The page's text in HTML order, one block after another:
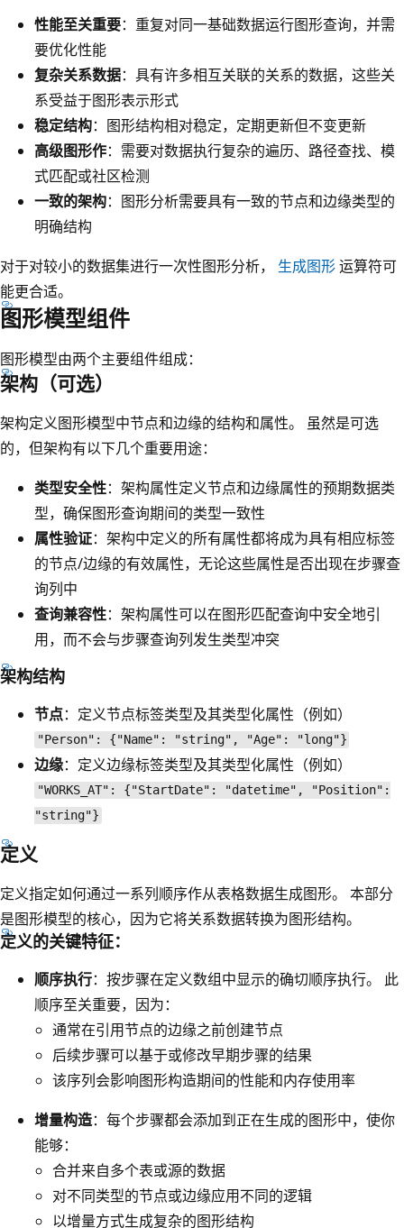
性能至关重要：重复对同一基础数据运行图形查询，并需
要优化性能
复杂关系数据：具有许多相互关联的关系的数据，这些关
系受益于图形表示形式
稳定结构：图形结构相对稳定，定期更新但不变更新
高级图形作：需要对数据执行复杂的遍历、路径查找、模
式匹配或社区检测
一致的架构：图形分析需要具有一致的节点和边缘类型的
明确结构
对于对较小的数据集进行一次性图形分析， 生成图形运算符可
能更合适。
图形模型组件
图形模型由两个主要组件组成：
架构（可选）
架构定义图形模型中节点和边缘的结构和属性。 虽然是可选
的，但架构有以下几个重要用途：
类型安全性：架构属性定义节点和边缘属性的预期数据类
型，确保图形查询期间的类型一致性
属性验证：架构中定义的所有属性都将成为具有相应标签
的节点/边缘的有效属性，无论这些属性是否出现在步骤查
询列中
查询兼容性：架构属性可以在图形匹配查询中安全地引
用，而不会与步骤查询列发生类型冲突
架构结构
节点：定义节点标签类型及其类型化属性（例如）
"Person": {"Name": "string", "Age": "long"}
边缘：定义边缘标签类型及其类型化属性（例如）
"WORKS_AT": {"StartDate": "datetime", "Position":
"string"}
定义
定义指定如何通过一系列顺序作从表格数据生成图形。 本部分
是图形模型的核心，因为它将关系数据转换为图形结构。
定义的关键特征：
顺序执行：按步骤在定义数组中显示的确切顺序执行。 此
顺序至关重要，因为：
通常在引用节点的边缘之前创建节点
后续步骤可以基于或修改早期步骤的结果
该序列会影响图形构造期间的性能和内存使用率
增量构造：每个步骤都会添加到正在生成的图形中，使你
能够：
合并来自多个表或源的数据
对不同类型的节点或边缘应用不同的逻辑
以增量方式生成复杂的图形结构